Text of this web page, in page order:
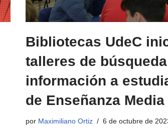
Bibliotecas UdeC
talleres de
información a
de Enseñanza Media
por Maximiliano Ortiz 6 de octubre de